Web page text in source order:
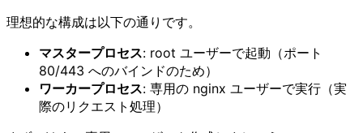
理想的な構成は以下の通りです。
マスタープロセス: root ユーザーで起動（ポート
80/443 へのバインドのため）
ワーカープロセス: 専用の nginx ユーザーで実行（実
際のリクエスト処理）